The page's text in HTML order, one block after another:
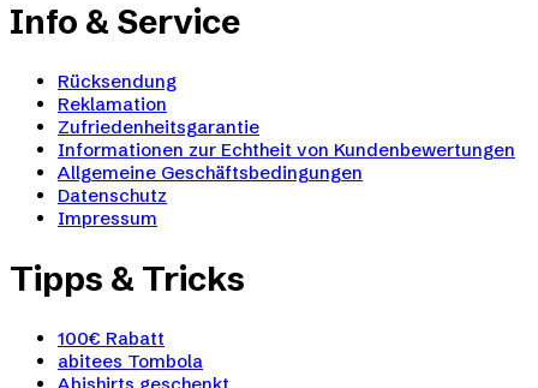
Info & Service
Rücksendung
Reklamation
Zufriedenheitsgarantie
Informationen zur Echtheit von Kundenbewertungen
Allgemeine Geschäftsbedingungen
Datenschutz
Impressum
Tipps & Tricks
100€ Rabatt
abitees Tombola